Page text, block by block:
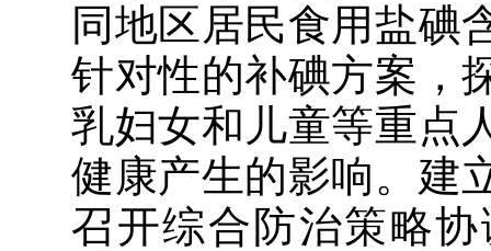
同地区居民食用盐碘
针对性的补碘方案，
乳妇女和儿童等重点
健康产生的影响。建
召开综合防治策略